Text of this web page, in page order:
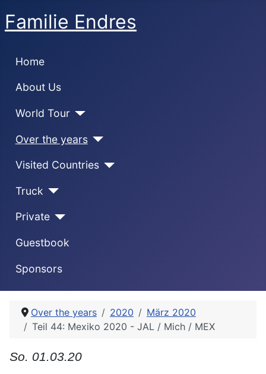
Familie Endres
Home
About Us
World Tour
Over the years
Visited Countries
Truck
Private
Guestbook
Sponsors
Over the years 2020
März 2020
Teil 44: Mexiko 2020 - JAL / Mich / MEX
So. 01.03.20